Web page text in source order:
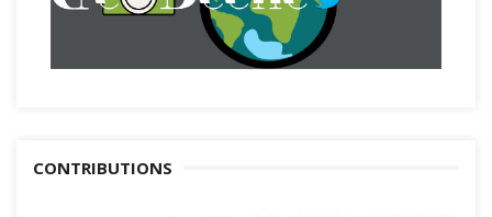
CONTRIBUTIONS